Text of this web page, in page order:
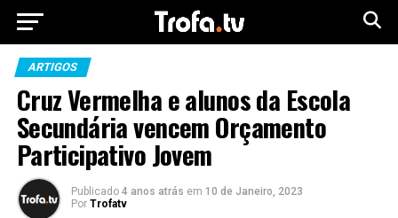
ARTIGOS
Cruz Vermelha e alunos da Escola
Secundária vencem Orçamento
Participativo Jovem
Publicado 4 anos atrás em 10 de Janeiro, 2023
Por Trofatv